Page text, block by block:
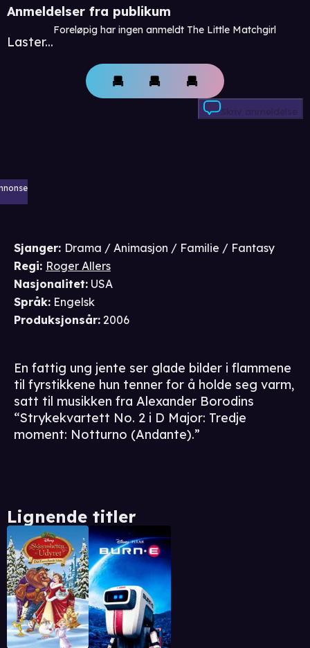
Anmeldelser fra publikum
Laster...
Foreløpig har ingen anmeldt The Little Matchgirl
Skriv anmeldelse
Sjanger: Drama / Animasjon / Familie / Fantasy
Regi: Roger Allers
Nasjonalitet: USA
Språk: Engelsk
Produksjonsår: 2006
En fattig ung jente ser glade bilder i flammene
til fyrstikkene hun tenner for å holde seg varm,
satt til musikken fra Alexander Borodins
“Strykekvartett No. 2 i D Major: Tredje
moment: Notturno (Andante).”
Lignende titler